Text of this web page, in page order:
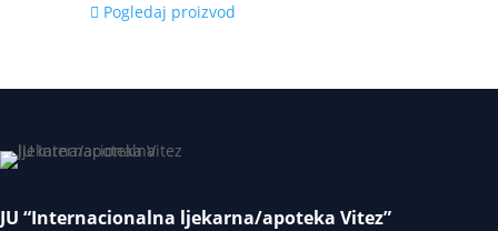
Pogledaj proizvod
JU “Internacionalna ljekarna/apoteka Vitez”